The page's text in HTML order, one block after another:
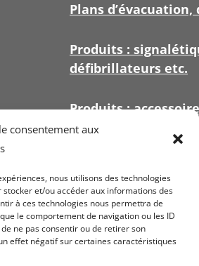
consentement aux
nous utilisons des technologies
stocker et/ou accéder aux informations des
à ces technologies nous permettra de
le comportement de navigation ou les ID
ne pas consentir ou de retirer son
effet négatif sur certaines caractéristiques
Plans
Produits :
défibrillateurs etc.
Produits :
signalétique
Voir nos